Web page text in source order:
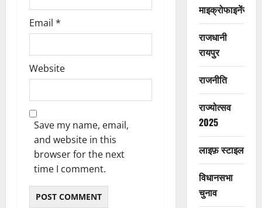
Email *
Website
Save my name, email,
and website in this
browser for the next
time I comment.
माइक्रोफाइनेंस
राजधानी
रायपुर
राजनीति
राज्योत्सव
2025
लाइफ़ स्टाइल
विधानसभा
चुनाव